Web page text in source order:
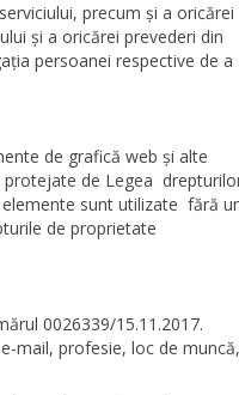
precum şi a oricărei
şi a oricărei prevederi din
persoanei respective de a
de grafică web şi alte
protejate de Legea
sunt utilizate fără
de proprietate
0026339/15.11.2017.
mail, profesie, loc de muncă,